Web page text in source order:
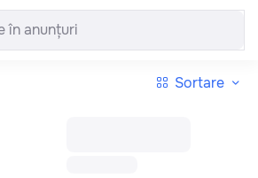
Română
Sortare